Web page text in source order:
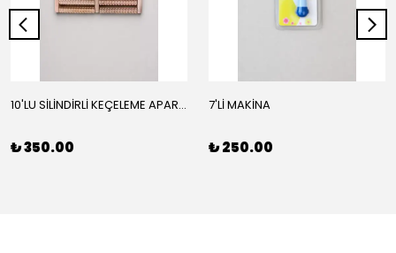
10'LU SİLİNDİRLİ KEÇELEME APARATI
₺ 350.00
7'Lİ MAKİNA
₺ 250.00